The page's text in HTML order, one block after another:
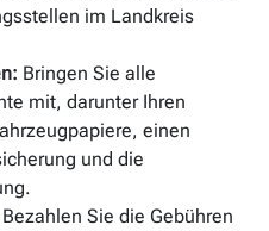
im Landkreis
Bringen Sie alle
mit, darunter Ihren
einen
und die
Bezahlen Sie die Gebühren